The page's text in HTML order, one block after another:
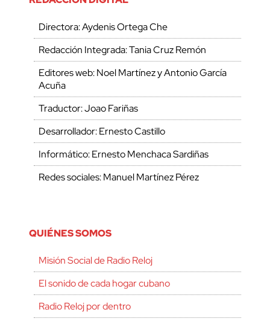
Directora: Aydenis Ortega Che
Redacción Integrada: Tania Cruz Remón
Editores web: Noel Martínez y Antonio García
Acuña
Traductor: Joao Fariñas
Desarrollador: Ernesto Castillo
Informático: Ernesto Menchaca Sardiñas
Redes sociales: Manuel Martínez Pérez
QUIÉNES SOMOS
Misión Social de Radio Reloj
El sonido de cada hogar cubano
Radio Reloj por dentro